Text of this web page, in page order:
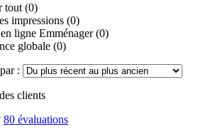
tout (0)
impressions (0)
ligne Emménager (0)
globale (0)
:
clients
80 évaluations